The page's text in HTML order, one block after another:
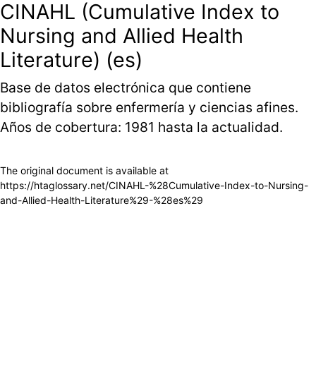
CINAHL (Cumulative Index to
Nursing and Allied Health
Literature) (es)
Base de datos electrónica que contiene
bibliografía sobre enfermería y ciencias afines.
Años de cobertura: 1981 hasta la actualidad.
The original document is available at
https://htaglossary.net/CINAHL-%28Cumulative-Index-to-Nursing-
and-Allied-Health-Literature%29-%28es%29